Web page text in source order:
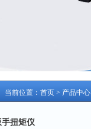
当前位置： 首页 > 产品中心
扭矩仪